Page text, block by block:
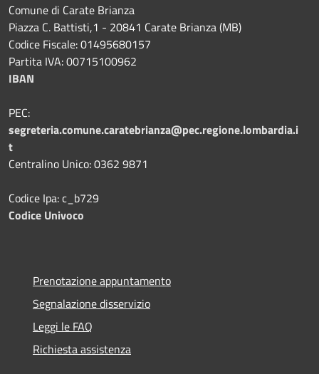
Comune di Carate Brianza
Piazza C. Battisti,1 - 20841 Carate Brianza (MB)
Codice Fiscale: 01495680157
Partita IVA: 00715100962
IBAN
PEC:
segreteria.comune.caratebrianza@pec.regione.lombardia.i
t
Centralino Unico: 0362 9871
Codice Ipa: c_b729
Codice Univoco
Prenotazione appuntamento
Segnalazione disservizio
Leggi le FAQ
Richiesta assistenza